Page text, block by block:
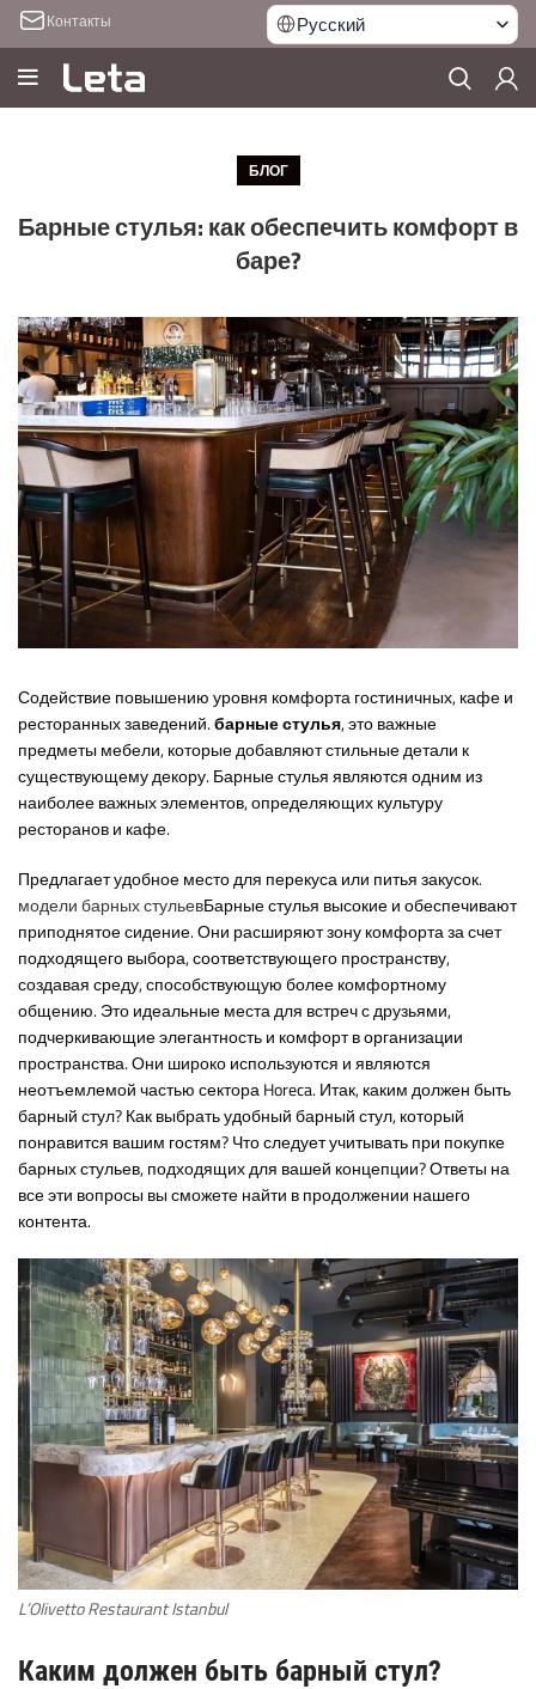
Контакты Русский
БЛОГ
Барные стулья: как обеспечить комфорт в
баре?
Содействие повышению уровня комфорта гостиничных, кафе и
ресторанных заведений.барные стулья, это важные
предметы мебели, которые добавляют стильные детали к
существующему декору. Барные стулья являются одним из
наиболее важных элементов, определяющих культуру
ресторанов и кафе.
Предлагает удобное место для перекуса или питья закусок.
модели барных стульевБарные стулья высокие и обеспечивают
приподнятое сидение. Они расширяют зону комфорта за счет
подходящего выбора, соответствующего пространству,
создавая среду, способствующую более комфортному
общению. Это идеальные места для встреч с друзьями,
подчеркивающие элегантность и комфорт в организации
пространства. Они широко используются и являются
неотъемлемой частью сектора Horeca. Итак, каким должен быть
барный стул? Как выбрать удобный барный стул, который
понравится вашим гостям? Что следует учитывать при покупке
барных стульев, подходящих для вашей концепции? Ответы на
все эти вопросы вы сможете найти в продолжении нашего
контента.
L’Olivetto Restaurant Istanbul
Каким должен быть барный стул?